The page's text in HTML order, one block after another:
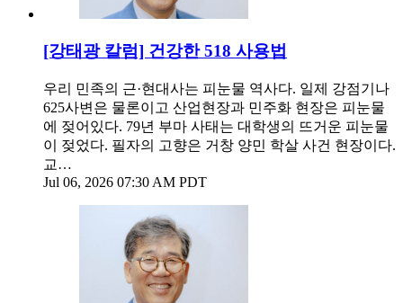
[강태광 칼럼] 건강한 518 사용법
우리 민족의 근·현대사는 피눈물 역사다. 일제 강점기나
625사변은 물론이고 산업현장과 민주화 현장은 피눈물
에 젖어있다. 79년 부마 사태는 대학생의 뜨거운 피눈물
이 젖었다. 필자의 고향은 거창 양민 학살 사건 현장이다.
교…
Jul 06, 2026 07:30 AM PDT